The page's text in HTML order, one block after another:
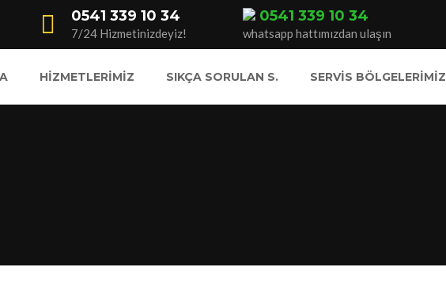
0541 339 10 34
7/24 Hizmetinizdeyiz!
0541 339 10 34
whatsapp hattımızdan ulaşın
HIZMETLERIMIZ SIKÇA SORULAN S. SERVIS BÖLGELERIMIZ